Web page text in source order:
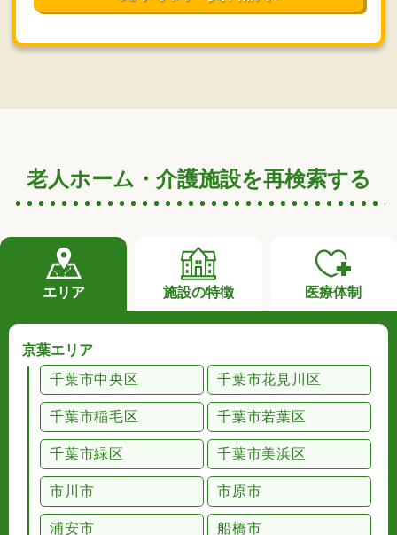
老人ホーム・介護施設を再検索する
エリア 施設の特徴 医療体制
京葉エリア
千葉市中央区
千葉市花見川区
千葉市稲毛区 千葉市若葉区
千葉市緑区 千葉市美浜区
市川市 市原市
浦安市 船橋市